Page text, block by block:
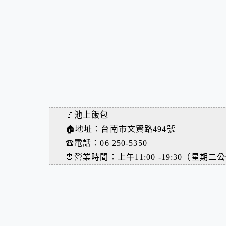
🚩 池上飯包
🏠地址：台南市文賢路494號
☎電話：06 250-5350
⏰ 營業時間：上午11:00 -19:30（星期二